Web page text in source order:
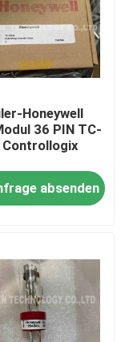
Honeywell
36 PIN TC-
Controllogix
absenden